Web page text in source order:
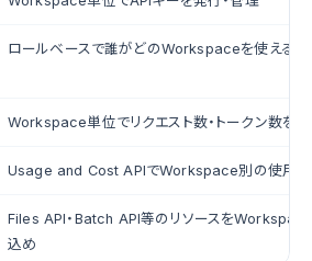
ロールベースで誰がどのWorkspaceを使えるか
Workspace単位でリクエスト数・トークン数を
Usage and Cost APIでWorkspace別の使用量
Files API・Batch API等のリソースを
込め